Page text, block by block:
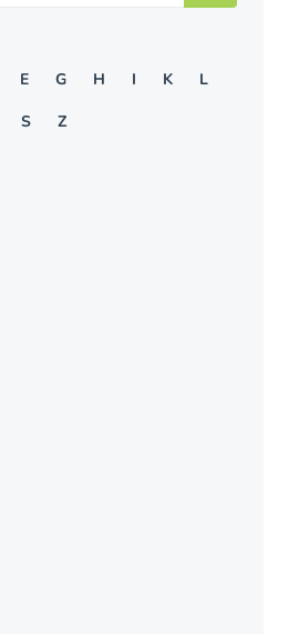
E G H I K
L
S Z